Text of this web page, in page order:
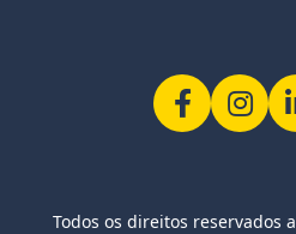
Todos os direitos reservados